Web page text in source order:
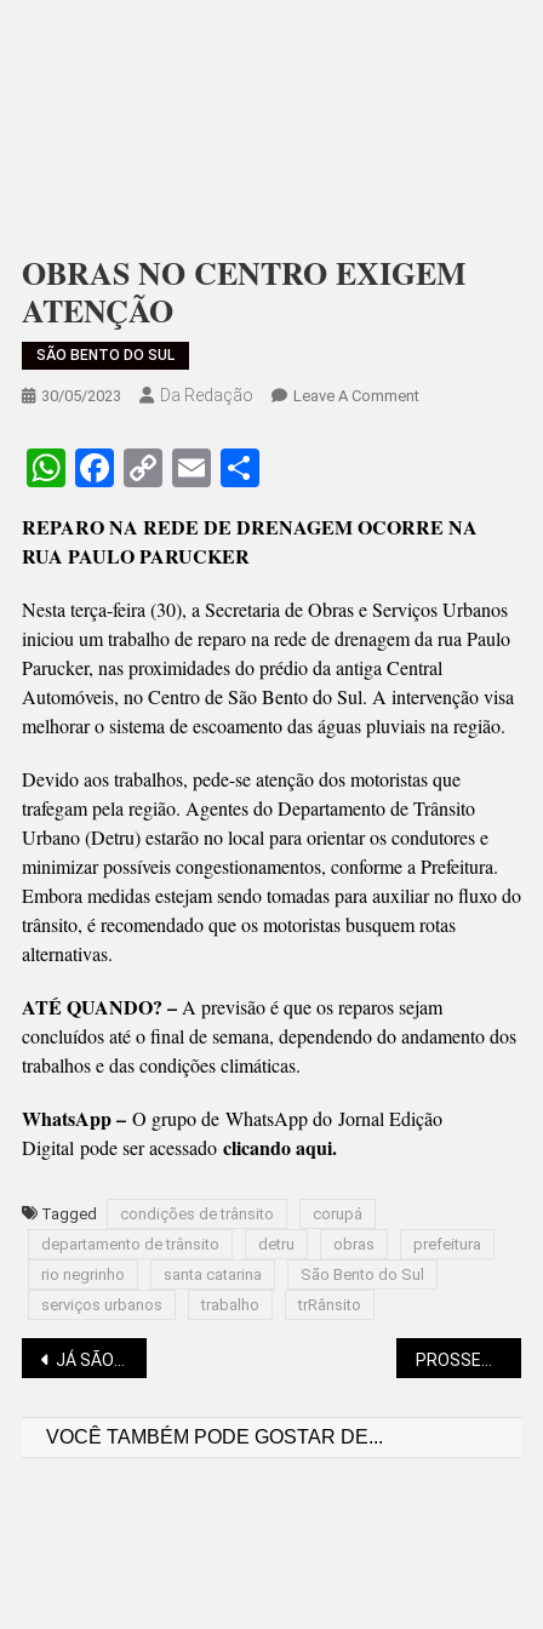
OBRAS NO CENTRO EXIGEM
ATENÇÃO
SÃO BENTO DO SUL
30/05/2023 Da Redação Leave A CommentOn
ATENÇÃO
WhatsApp
Facebook
CopyEmail
REPARO NA REDE DE DRENAGEM OCORRE NA
RUA PAULO PARUCKER
Nesta terça-feira (30), a Secretaria de Obras e Serviços Urbanos
iniciou um trabalho de reparo na rede de drenagem da rua Paulo
Parucker, nas proximidades do prédio da antiga Central
Automóveis, no Centro de São Bento do Sul. A intervenção visa
melhorar o sistema de escoamento das águas pluviais na região.
Devido aos trabalhos, pede-se atenção dos motoristas que
trafegam pela região. Agentes do Departamento de Trânsito
Urbano (Detru) estarão no local para orientar os condutores e
minimizar possíveis congestionamentos, conforme a Prefeitura.
Embora medidas estejam sendo tomadas para auxiliar no fluxo do
trânsito, é recomendado que os motoristas busquem rotas
alternativas.
ATÉ QUANDO? –A previsão é que os reparos sejam
concluídos até o final de semana, dependendo do andamento dos
trabalhos e das condições climáticas.
WhatsApp – O grupo de WhatsApp do Jornal Edição
Digital pode ser acessado clicando aqui.
Tagged condições de trânsito
corupá
departamento de trânsito
detru obras
prefeitura
rio negrinho
santa catarina
São Bento do Sul
serviços urbanos
trabalho trRânsito
Navegação
JÁ SÃO 1.176 RÉUS PELOS ATOS GOLPISTAS PROSSEGUE A CONSTRUÇÃO DA UPA 24 HORAS
VOCÊ TAMBÉM PODE GOSTAR DE...